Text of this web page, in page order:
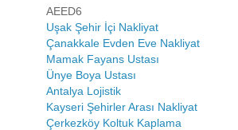
AEED6
Uşak Şehir İçi Nakliyat
Çanakkale Evden Eve Nakliyat
Mamak Fayans Ustası
Ünye Boya Ustası
Antalya Lojistik
Kayseri Şehirler Arası Nakliyat
Çerkezköy Koltuk Kaplama